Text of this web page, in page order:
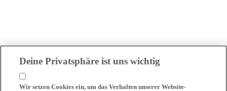
Deine Privatsphäre ist uns wichtig
Wir setzen Cookies ein, um das Verhalten unserer Website-